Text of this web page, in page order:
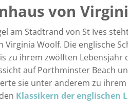
von
am Stadtrand von St Ives
Virginia Woolf. Die englische
zu ihrem zwölften Lebensjahr
auf Porthminster Beach
sie unter anderem zu
Klassikern der englischen